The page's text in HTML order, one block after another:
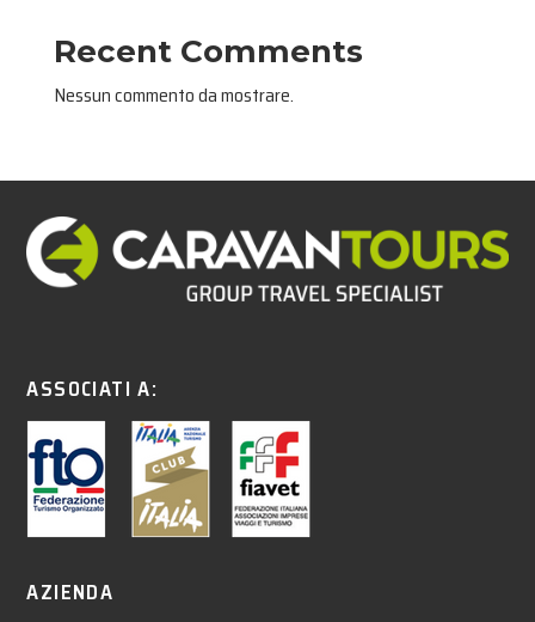
Recent Comments
Nessun commento da mostrare.
ASSOCIATI A:
AZIENDA